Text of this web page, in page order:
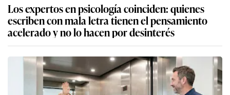
Los expertos en psicología coinciden: quienes
escriben con mala letra tienen el pensamiento
acelerado y no lo hacen por desinterés